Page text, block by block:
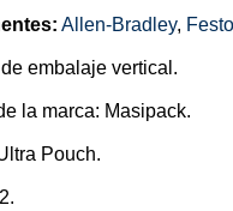
final de la
Sellado
Allen-Bradley, Festo
embalaje vertical.
la marca: Masipack.
Pouch.